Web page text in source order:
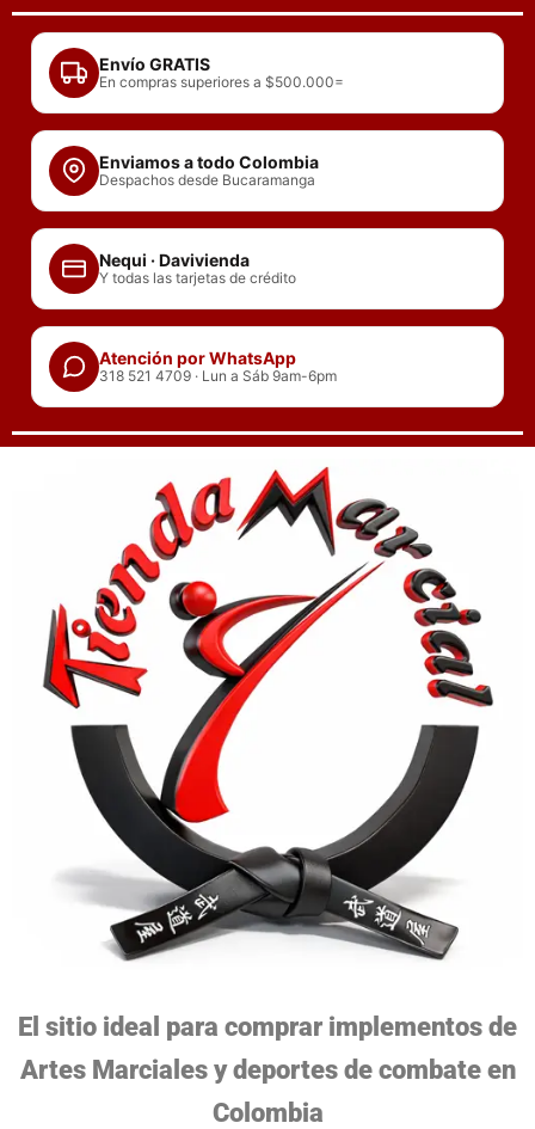
contenido
Envío GRATIS
En compras superiores a $500.000=
Enviamos a todo Colombia
Despachos desde Bucaramanga
Nequi · Davivienda
Y todas las tarjetas de crédito
Atención por WhatsApp
318 521 4709 · Lun a Sáb 9am-6pm
El sitio ideal para comprar implementos de
Artes Marciales y deportes de combate en
Colombia